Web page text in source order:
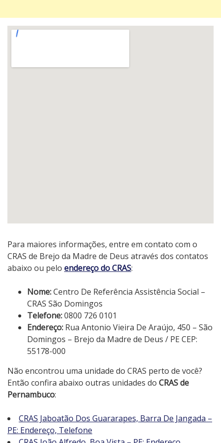
Para maiores informações, entre em contato com o
CRAS de Brejo da Madre de Deus através dos contatos
abaixo ou pelo endereço do CRAS:
Nome:Centro De Referência Assistência Social –
CRAS São Domingos
Telefone:0800 726 0101
Endereço: Rua Antonio Vieira De Araújo, 450 – São
Domingos – Brejo da Madre de Deus / PE CEP:
55178-000
Não encontrou uma unidade do CRAS perto de você?
Então confira abaixo outras unidades do CRAS de
Pernambuco:
CRAS Jaboatão Dos Guararapes, Barra De Jangada –
PE: Endereço, Telefone